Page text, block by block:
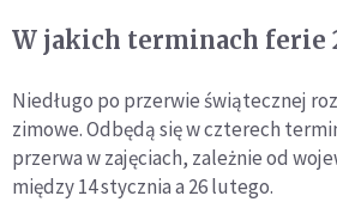
W jakich terminach ferie
Niedługo po przerwie świątecznej
zimowe. Odbędą się w czterech
przerwa w zajęciach, zależnie od
między 14 stycznia a 26 lutego.